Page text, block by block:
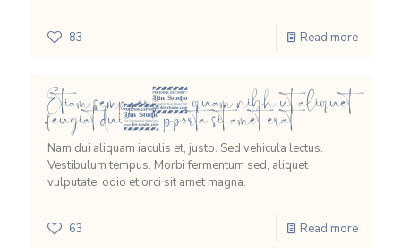
83 Read more
Etiam semper, quam nibh ut aliquet
feugiat dui, porta sit amet erat
Nam dui aliquam iaculis et, justo. Sed vehicula lectus.
Vestibulum tempus. Morbi fermentum sed, aliquet
vulputate, odio et orci sit amet magna.
63 Read more